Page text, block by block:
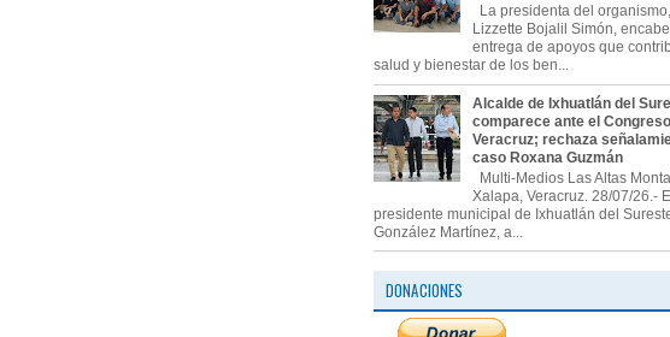
La presidenta del
Lizzette Bojalil Simón,
entrega de apoyos que
salud y bienestar de los ben...
Alcalde de Ixhuatlán del
comparece ante el
Veracruz; rechaza
caso Roxana Guzmán
Multi-Medios Las Altas
Xalapa, Veracruz. 28/07/26.- El
presidente municipal de Ixhuatlán del
González Martínez, a...
DONACIONES